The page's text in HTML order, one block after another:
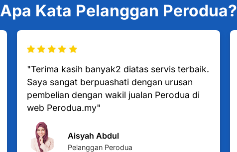
Apa Kata Pelanggan Perodua?
"Terima kasih banyak2 diatas servis terbaik.
Saya sangat berpuashati dengan urusan
pembelian dengan wakil jualan Perodua di
web Perodua.my"
Aisyah Abdul
Pelanggan Perodua